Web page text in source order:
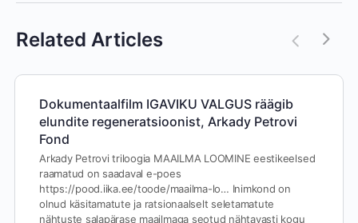
Related Articles
Dokumentaalfilm IGAVIKU VALGUS räägib
elundite regeneratsioonist, Arkady Petrovi
Fond
Arkady Petrovi triloogia MAAILMA LOOMINE eestikeelsed
raamatud on saadaval e-poes
https://pood.iika.ee/toode/maailma-lo… Inimkond on
olnud käsitamatute ja ratsionaalselt seletamatute
nähtuste salapärase maailmaga seotud nähtavasti kogu